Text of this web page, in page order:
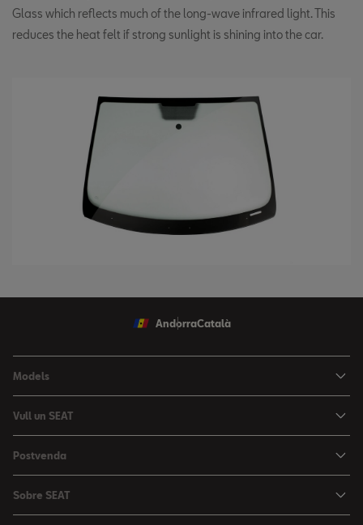
Glass which reflects much of the long-wave infrared light. This
reduces the heat felt if strong sunlight is shining into the car.
AndorraCatalà
Models
Nou Arona
León
León Sportstourer
Nou Ateca
Vull un SEAT
Vehicle d'Ocasió
Prova un SEAT
Postvenda
Reserva Cita Taller
Sobre SEAT